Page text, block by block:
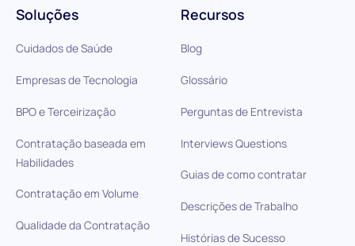
Soluções
Cuidados de Saúde
Empresas de Tecnologia
BPO e Terceirização
Contratação baseada em
Habilidades
Contratação em Volume
Qualidade da Contratação
Recursos
Blog
Glossário
Perguntas de Entrevista
Interviews Questions
Guias de como contratar
Descrições de Trabalho
Histórias de Sucesso